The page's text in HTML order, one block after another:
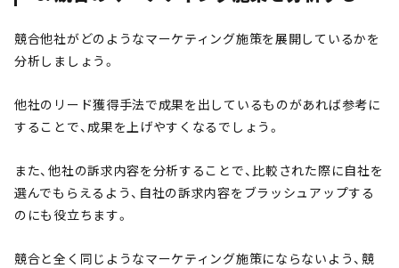
競合他社がどのようなマーケティング施策を展開しているかを
分析しましょう。
他社のリード獲得手法で成果を出しているものがあれば参考に
することで、成果を上げやすくなるでしょう。
また、他社の訴求内容を分析することで、比較された際に自社を
選んでもらえるよう、自社の訴求内容をブラッシュアップする
のにも役立ちます。
競合と全く同じようなマーケティング施策にならないよう、競